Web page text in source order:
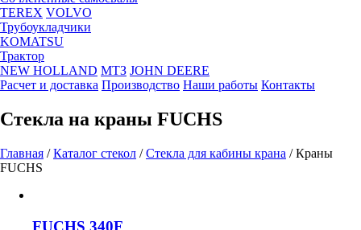
TEREX VOLVO
Трубоукладчики
KOMATSU
Трактор
NEW HOLLAND МТЗ JOHN DEERE
Расчет и доставка Производство Наши работы Контакты
Стекла на краны FUCHS
Главная /Каталог стекол /Стекла для кабины крана /Краны
FUCHS
FUCHS 340F